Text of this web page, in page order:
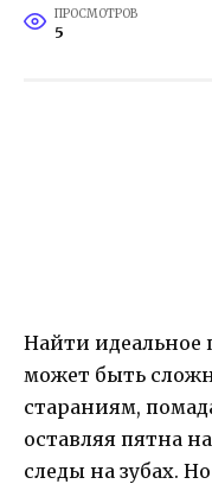
ПРОСМОТРОВ
5
Найти идеальное
может быть
стараниям,
оставляя пятна
следы на зубах.